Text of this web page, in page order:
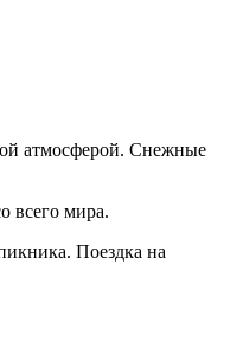
атмосферой. Снежные
всего мира.
Поездка на